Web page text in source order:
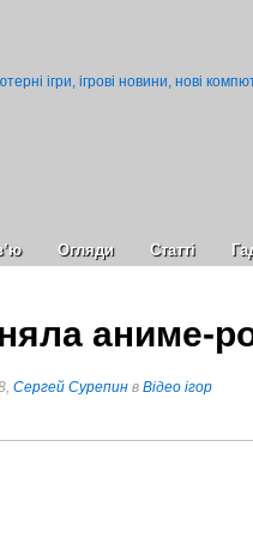
Огляди Статті
аниме-
Сергей Сурепин в Відео ігор